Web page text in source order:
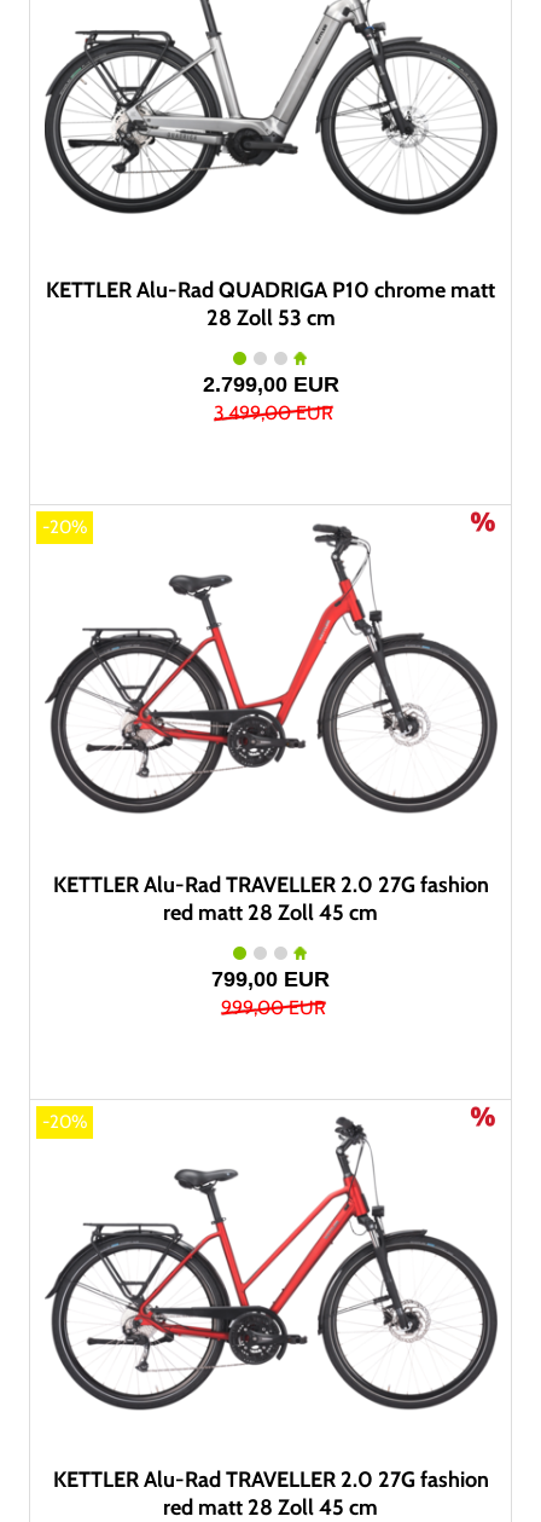
KETTLER Alu-Rad QUADRIGA P10 chrome matt
28 Zoll 53 cm
2.799,00 EUR
3.499,00 EUR
-20%
KETTLER Alu-Rad TRAVELLER 2.0 27G fashion
red matt 28 Zoll 45 cm
799,00 EUR
999,00 EUR
-20%
KETTLER Alu-Rad TRAVELLER 2.0 27G fashion
red matt 28 Zoll 45 cm